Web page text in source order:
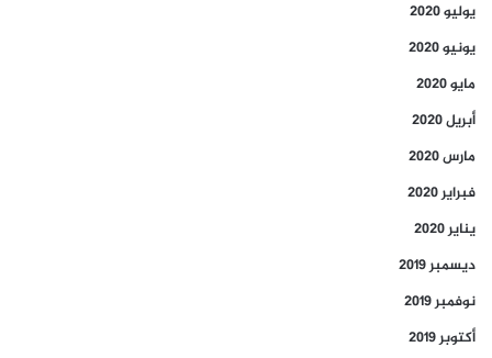
يوليو 2020
يونيو 2020
مايو 2020
أبريل 2020
مارس 2020
فبراير 2020
يناير 2020
ديسمبر 2019
نوفمبر 2019
أكتوبر 2019